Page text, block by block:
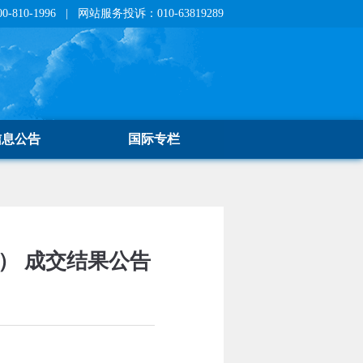
810-1996 | 网站服务投诉：010-63819289
公告 国际专栏
成交结果公告